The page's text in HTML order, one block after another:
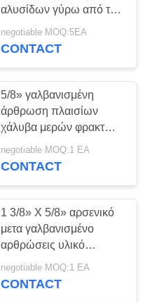
αλυσίδων γύρω από τη
μετα ΚΑΠ για τη μετα
θέση γωνιών πυλών
negotiable MOQ:5EA
CONTACT
5/8» γαλβανισμένη
άρθρωση πλαισίων
χάλυβα μερών φρακτών
συνδέσεων αλυσίδων
για το σωλήνα
negotiable MOQ:1 EA
CONTACT
1 3/8» Χ 5/8» αρσενικό
μετα γαλβανισμένο
αρθρώσεις υλικό
φρακτών συνδέσεων
αλυσίδων για το
negotiable MOQ:1 EA
CONTACT